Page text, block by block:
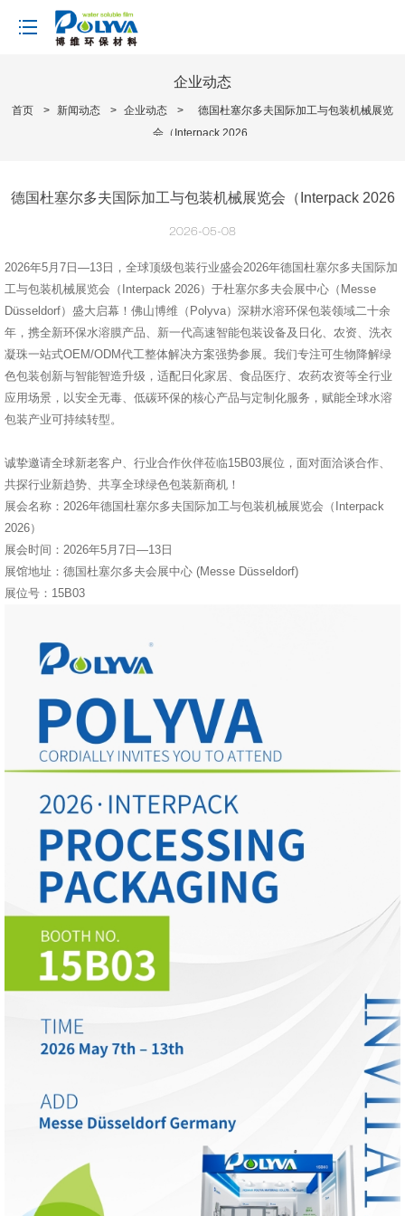
企业动态
首页 > 新闻动态 > 企业动态 >
德国杜塞尔多夫国际加工与包装机械展览
会（Interpack 2026
德国杜塞尔多夫国际加工与包装机械展览会（Interpack 2026
2026-05-08
2026年5月7日—13日，全球顶级包装行业盛会2026年德国杜塞尔多夫国际加
工与包装机械展览会（Interpack 2026）于杜塞尔多夫会展中心（Messe
Düsseldorf）盛大启幕！佛山博维（Polyva）深耕水溶环保包装领域二十余
年，携全新环保水溶膜产品、新一代高速智能包装设备及日化、农资、洗衣
凝珠一站式OEM/ODM代工整体解决方案强势参展。我们专注可生物降解绿
色包装创新与智能智造升级，适配日化家居、食品医疗、农药农资等全行业
应用场景，以安全无毒、低碳环保的核心产品与定制化服务，赋能全球水溶
包装产业可持续转型。
诚挚邀请全球新老客户、行业合作伙伴莅临15B03展位，面对面洽谈合作、
共探行业新趋势、共享全球绿色包装新商机！
展会名称：2026年德国杜塞尔多夫国际加工与包装机械展览会（Interpack
2026）
展会时间：2026年5月7日—13日
展馆地址：德国杜塞尔多夫会展中心 (Messe Düsseldorf)
展位号：15B03